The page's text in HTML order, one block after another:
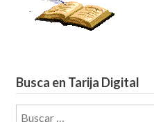
Busca en Tarija Digital
Buscar: